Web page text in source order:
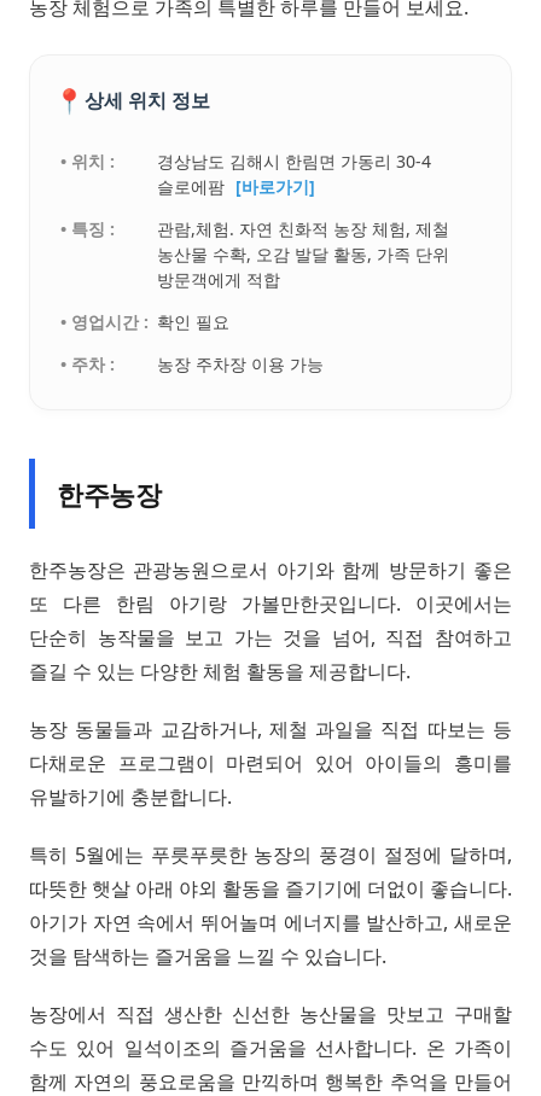
농장 체험으로 가족의 특별한 하루를 만들어 보세요.
📍 상세 위치 정보
• 위치 :
경상남도 김해시 한림면 가동리 30-4
슬로에팜 [바로가기]
• 특징 :
관람,체험. 자연 친화적 농장 체험, 제철
농산물 수확, 오감 발달 활동, 가족 단위
방문객에게 적합
• 영업시간 : 확인 필요
• 주차 :
농장 주차장 이용 가능
한주농장
한주농장은 관광농원으로서 아기와 함께 방문하기 좋은
또 다른 한림 아기랑 가볼만한곳입니다. 이곳에서는
단순히 농작물을 보고 가는 것을 넘어, 직접 참여하고
즐길 수 있는 다양한 체험 활동을 제공합니다.
농장 동물들과 교감하거나, 제철 과일을 직접 따보는 등
다채로운 프로그램이 마련되어 있어 아이들의 흥미를
유발하기에 충분합니다.
특히 5월에는 푸릇푸릇한 농장의 풍경이 절정에 달하며,
따뜻한 햇살 아래 야외 활동을 즐기기에 더없이 좋습니다.
아기가 자연 속에서 뛰어놀며 에너지를 발산하고, 새로운
것을 탐색하는 즐거움을 느낄 수 있습니다.
농장에서 직접 생산한 신선한 농산물을 맛보고 구매할
수도 있어 일석이조의 즐거움을 선사합니다. 온 가족이
함께 자연의 풍요로움을 만끽하며 행복한 추억을 만들어